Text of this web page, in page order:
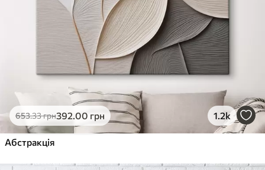
653.33грн392.00 грн 1.2k
Абстракція